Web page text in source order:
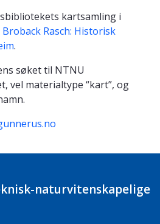
kartsamling i
Rasch: Historisk
.
søket til NTNU
vel materialtype “kart”, og
naturvitenskapelige